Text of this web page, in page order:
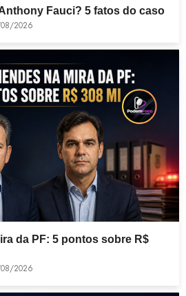
Fauci? 5 fatos do caso
2026
da PF: 5 pontos sobre R$
2026